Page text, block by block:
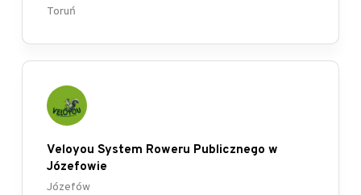
Toruń
Veloyou System Roweru Publicznego w
Józefowie
Józefów